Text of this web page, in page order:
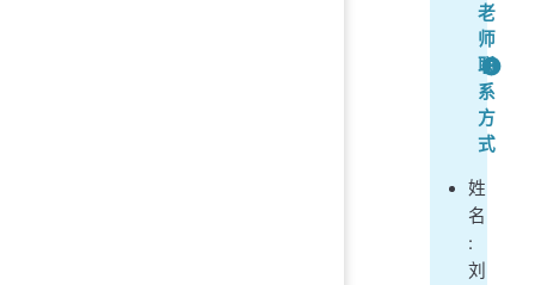
老
师
联
系
方
式
姓
名
:
刘